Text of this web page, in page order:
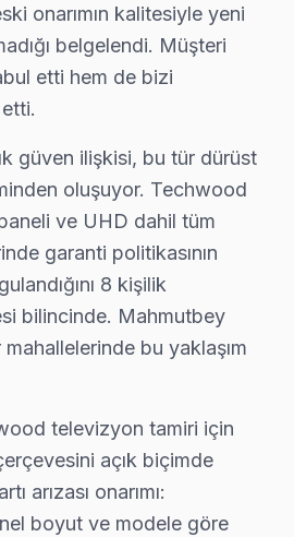
TV Servisi
Techwood televizyon arızaları
ekran kullanıcıları için
TV Servisi
Techwood ekran arızaları
Techwood TV Servisi
yaşayanlar,
TV Servisi
sakinleri için Techwood
TV Servisi
yaşayanların Techwood
onarımın kalitesiyle yeni
belgelendi. Müşteri
etti hem de bizi
güven ilişkisi, bu tür dürüst
oluşuyor. Techwood
ve UHD dahil tüm
garanti politikasının
8 kişilik
bilincinde. Mahmutbey
bu yaklaşım
televizyon tamiri için
açık biçimde
arızası onarımı:
boyut ve modele göre